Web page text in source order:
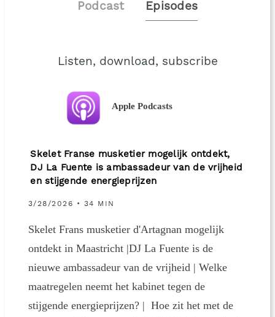
Podcast Episodes
Listen, download, subscribe
Apple Podcasts
Skelet Franse musketier mogelijk ontdekt,
DJ La Fuente is ambassadeur van de vrijheid
en stijgende energieprijzen
3/28/2026 • 34 MIN
Skelet Frans musketier d'Artagnan mogelijk
ontdekt in Maastricht |DJ La Fuente is de
nieuwe ambassadeur van de vrijheid | Welke
maatregelen neemt het kabinet tegen de
stijgende energieprijzen? | Hoe zit het met de